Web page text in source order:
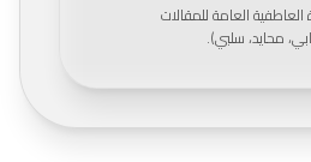
العامة للمقالات
محايد، سلبي).